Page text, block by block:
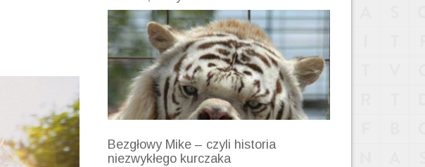
Bezgłowy Mike – czyli historia
niezwykłego kurczaka